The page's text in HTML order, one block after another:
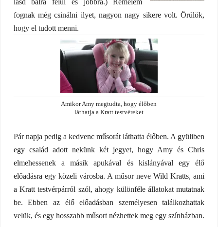
lásd balra felül és jobbra.) Remélem
fognak még csinálni ilyet, nagyon nagy sikere volt. Örülök,
hogy el tudott menni.
Amikor Amy megtudta, hogy élőben
láthatja a Kratt testvéreket
Pár napja pedig a kedvenc műsorát láthatta élőben. A gyüliben
egy család adott nekünk két jegyet, hogy Amy és Chris
elmehessenek a másik apukával és kislányával egy élő
előadásra egy közeli városba. A műsor neve Wild Kratts, ami
a Kratt testvérpárról szól, ahogy különféle állatokat mutatnak
be. Ebben az élő előadásban személyesen találkozhattak
velük, és egy hosszabb műsort nézhettek meg egy színházban.